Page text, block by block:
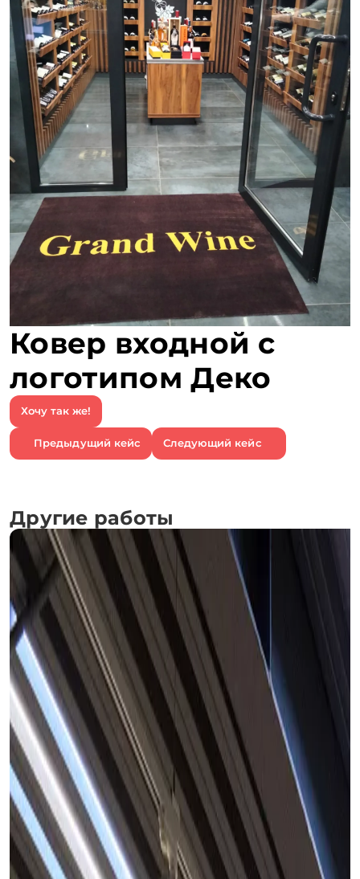
Ковер входной с
логотипом Деко
Хочу так же!
Предыдущий кейс Следующий кейс
Другие работы